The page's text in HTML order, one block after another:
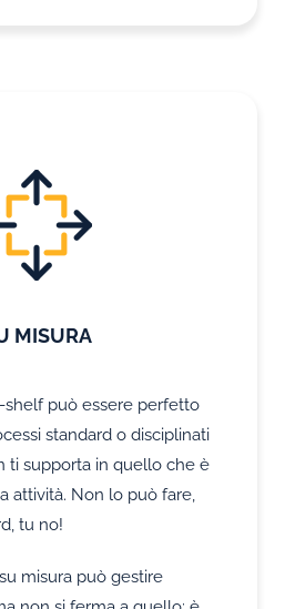
MISURA
può essere perfetto
standard o disciplinati
ti supporta in quello che è
attività. Non lo può fare,
tu no!
misura può gestire